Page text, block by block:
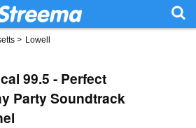
> Lowell
99.5 - Perfect
Party Soundtrack